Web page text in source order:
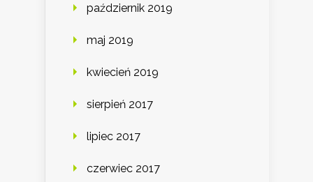
październik 2019
maj 2019
kwiecień 2019
sierpień 2017
lipiec 2017
czerwiec 2017